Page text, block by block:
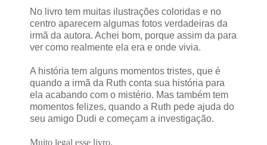
No livro tem muitas ilustrações coloridas e no
centro aparecem algumas fotos verdadeiras da
irmã da autora. Achei bom, porque assim da para
ver como realmente ela era e onde vivia.
A história tem alguns momentos tristes, que é
quando a irmã da Ruth conta sua história para
ela acabando com o mistério. Mas também tem
momentos felizes, quando a Ruth pede ajuda do
seu amigo Dudi e começam a investigação.
Muito legal esse livro.